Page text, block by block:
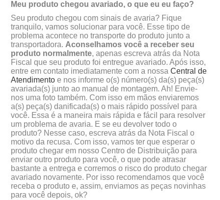
Meu produto chegou avariado, o que eu eu faço?
Seu produto chegou com sinais de avaria? Fique
tranquilo, vamos solucionar para você. Esse tipo de
problema acontece no transporte do produto junto a
transportadora. Aconselhamos você a receber seu
produto normalmente, apenas escreva atrás da Nota
Fiscal que seu produto foi entregue avariado. Após isso,
entre em contato imediatamente com a nossaCentral de
Atendimento e nos informe o(s) número(s) da(s) peça(s)
avariada(s) junto ao manual de montagem. Ah! Envie-
nos uma foto também. Com isso em mãos enviaremos
a(s) peça(s) danificada(s) o mais rápido possível para
você. Essa é a maneira mais rápida e fácil para resolver
um problema de avaria. E se eu devolver todo o
produto? Nesse caso, escreva atrás da Nota Fiscal o
motivo da recusa. Com isso, vamos ter que esperar o
produto chegar em nosso Centro de Distribuição para
enviar outro produto para você, o que pode atrasar
bastante a entrega e corremos o risco do produto chegar
avariado novamente. Por isso recomendamos que você
receba o produto e, assim, enviamos as peças novinhas
para você depois, ok?